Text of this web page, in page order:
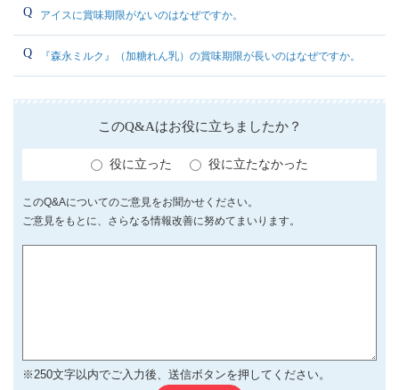
アイスに賞味期限がないのはなぜですか。
『森永ミルク』（加糖れん乳）の賞味期限が長いのはなぜですか。
このQ&Aはお役に立ちましたか？
役に立った 役に立たなかった
このQ&Aについてのご意見をお聞かせください。
ご意見をもとに、さらなる情報改善に努めてまいります。
※250文字以内でご入力後、送信ボタンを押してください。